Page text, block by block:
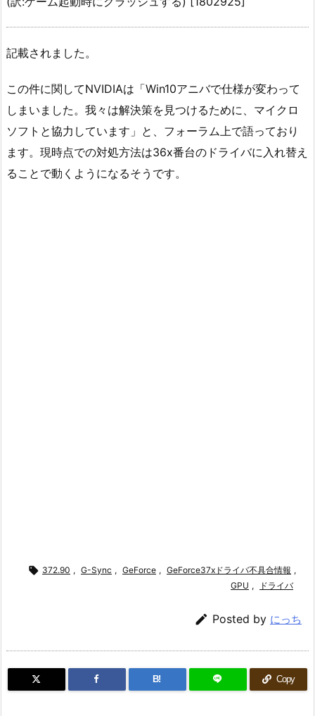
記載されました。
この件に関してNVIDIAは「Win10アニバで仕様が変わって
しまいました。我々は解決策を見つけるために、マイクロ
ソフトと協力しています」と、フォーラム上で語っており
ます。現時点での対処方法は36x番台のドライバに入れ替え
ることで動くようになるそうです。
 372.90 , G-Sync , GeForce , GeForce37xドライバ不具合情報 ,
GPU , ドライバ
 Posted by にっち
B! Copy